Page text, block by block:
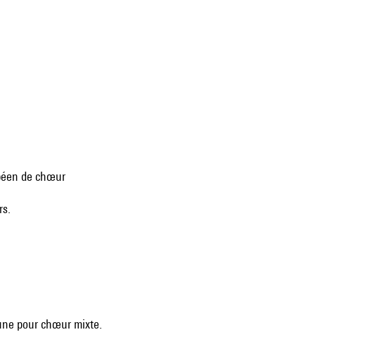
de chœur
pour chœur mixte.